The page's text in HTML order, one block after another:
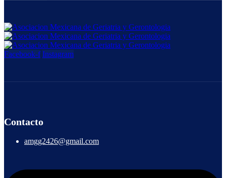
Facebook-f Instagram
Contacto
amgg2426@gmail.com